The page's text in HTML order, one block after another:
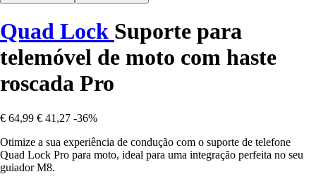
Quad Lock Suporte para
telemóvel de moto com haste
roscada Pro
€ 64,99 € 41,27 -36%
Otimize a sua experiência de condução com o suporte de telefone
Quad Lock Pro para moto, ideal para uma integração perfeita no seu
guiador M8.